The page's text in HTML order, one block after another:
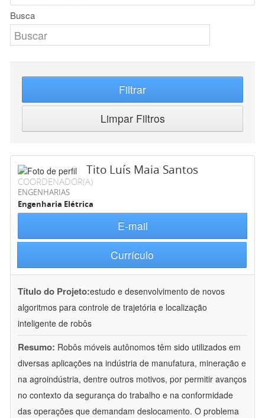
Busca
Filtrar
Limpar Filtros
Tito Luís Maia Santos
COORDENADOR(A)
ENGENHARIAS
Engenharia Elétrica
E-mail
Currículo
Título do Projeto:estudo e desenvolvimento de novos
algoritmos para controle de trajetória e localização
inteligente de robôs
Resumo: Robôs móveis autônomos têm sido utilizados em
diversas aplicações na indústria de manufatura, mineração e
na agroindústria, dentre outros motivos, por permitir avanços
no contexto da segurança do trabalho e na conformidade
das operações que demandam deslocamento. O problema